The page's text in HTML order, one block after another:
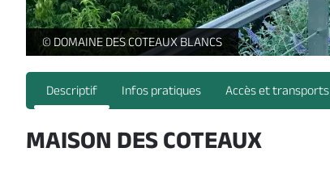
Vue 1 Terrasse -
© DOMAINE DES COTEAUX BLANCS
Descriptif Infos pratiques Accès et transports
MAISON DES COTEAUX